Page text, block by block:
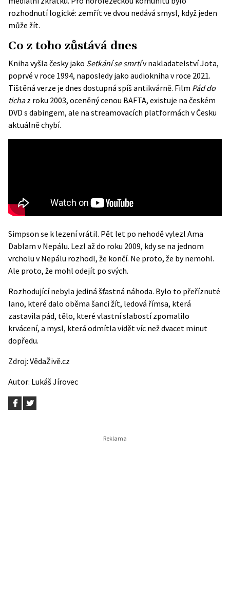
rozhodnutí logické: zemřít ve dvou nedává smysl, když jeden
může žít.
Co z toho zůstává dnes
Kniha vyšla česky jako Setkání se smrtív nakladatelství Jota,
poprvé v roce 1994, naposledy jako audiokniha v roce 2021.
Tištěná verze je dnes dostupná spíš antikvárně. Film Pád do
tichaz roku 2003, oceněný cenou BAFTA, existuje na českém
DVD s dabingem, ale na streamovacích platformách v Česku
aktuálně chybí.
Simpson se k lezení vrátil. Pět let po nehodě vylezl Ama
Dablam v Nepálu. Lezl až do roku 2009, kdy se na jednom
vrcholu v Nepálu rozhodl, že končí. Ne proto, že by nemohl.
Ale proto, že mohl odejít po svých.
Rozhodující nebyla jediná šťastná náhoda. Bylo to přeříznuté
lano, které dalo oběma šanci žít, ledová římsa, která
zastavila pád, tělo, které vlastní slabostí zpomalilo
krvácení, a mysl, která odmítla vidět víc než dvacet minut
dopředu.
Zdroj: VědaŽivě.cz
Autor: Lukáš Jírovec